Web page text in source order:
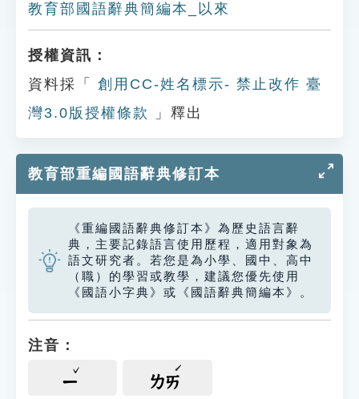
教育部國語辭典簡編本_以來
授權資訊：
資料採「
創用CC-姓名標示- 禁止改作 臺
灣3.0版授權條款
」釋出
教育部重編國語辭典修訂本
《重編國語辭典修訂本》為歷史語言辭
典，主要記錄語言使用歷程，適用對象為
語文研究者。若您是為小學、國中、高中
（職）的學習或教學，建議您優先使用
《國語小字典》或《國語辭典簡編本》。
注音：
ㄧ ㄌㄞ